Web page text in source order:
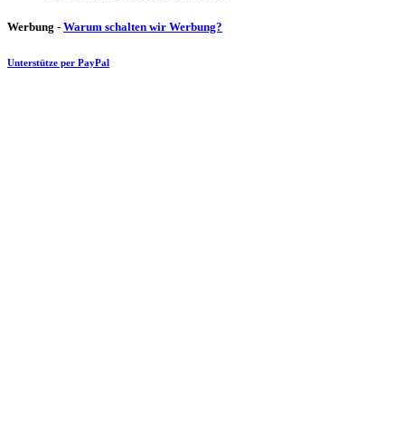
Werbung - Warum schalten wir Werbung?
Unterstütze per PayPal